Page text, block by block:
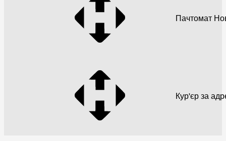
Пачтомат
Кур'єр за